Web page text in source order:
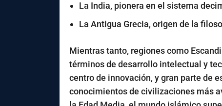
La India, pionera en el sistema
La Antigua Grecia, origen de la
Mientras tanto, regiones como
términos de desarrollo intelectual y
centro de innovación, y gran parte de
conocimientos de civilizaciones más